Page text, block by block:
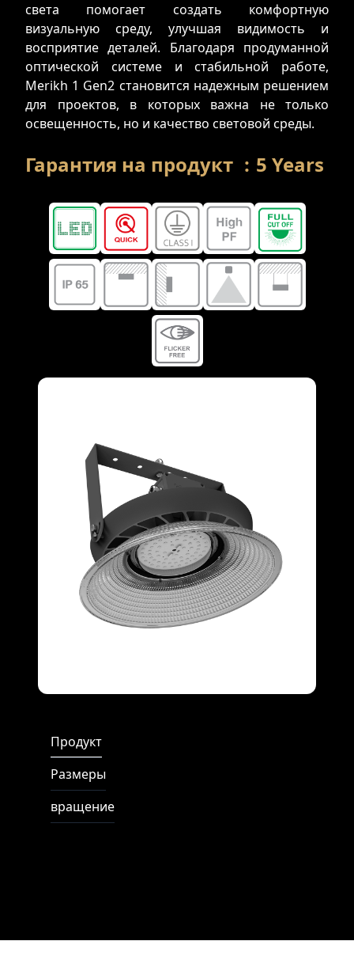
Продукт
Размеры
вращение
света помогает создать комфортную
визуальную среду, улучшая видимость и
восприятие деталей. Благодаря продуманной
оптической системе и стабильной работе,
Merikh 1 Gen2 становится надежным решением
для проектов, в которых важна не только
освещенность, но и качество световой среды.
Гарантия на продукт : 5 Years